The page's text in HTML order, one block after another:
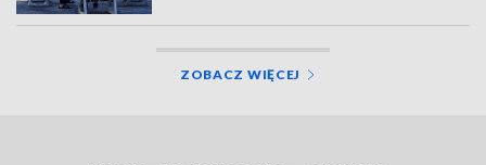
ZOBACZ WIĘCEJ